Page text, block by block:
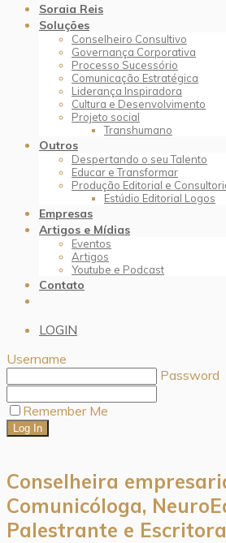
Soraia Reis
Soluções
Conselheiro Consultivo
Governança Corporativa
Processo Sucessório
Comunicação Estratégica
Liderança Inspiradora
Cultura e Desenvolvimento
Projeto social
Transhumano
Outros
Despertando o seu Talento
Educar e Transformar
Produção Editorial e
Estúdio Editorial Logos
Empresas
Artigos e Mídias
Eventos
Artigos
Youtube e Podcast
Contato
LOGIN
Username
Password
Remember Me
Conselheira
Comunicóloga,
Palestrante e Escritora